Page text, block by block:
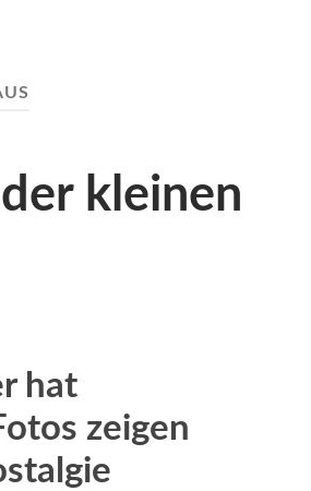
kleinen
hat
zeigen